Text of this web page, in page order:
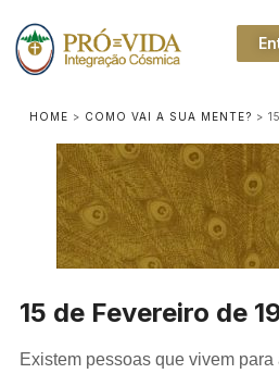
HOME > COMO VAI A SUA MENTE? >
15 de Fevereiro de
Existem pessoas que vivem